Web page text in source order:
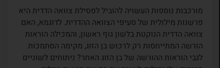
מורכבות נוספות העשויה להוביל לפסילת צוואה הדדית היא
פרשנות מילולית של סעיפי הצוואה ההדדית. לדוגמא, האם
צוואה הדדית הנוקטת בלשון גוף ראשון, והמכילה הוראות
הורשה המתייחסות רק לרכוש בן הזוג, מקימה הסתמכות
לגבי הוראות ההורשה של בן הזוג האחר? ניתוחים לשוניים